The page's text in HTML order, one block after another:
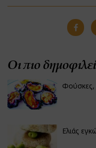
Οι πιο
Φούσκες,
Ελιάς